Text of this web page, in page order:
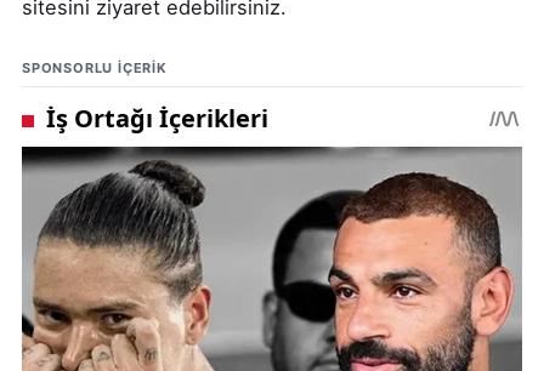
sitesini ziyaret edebilirsiniz.
SPONSORLU IÇERIK